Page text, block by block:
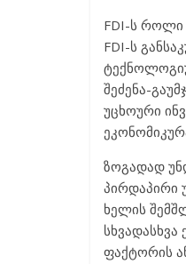
FDI-ს როლი
FDI-ს
შეძენა-
უცხოური
ზოგადად
პირდაპირი
ხელის
სხვადასხვა
ფაქტორის